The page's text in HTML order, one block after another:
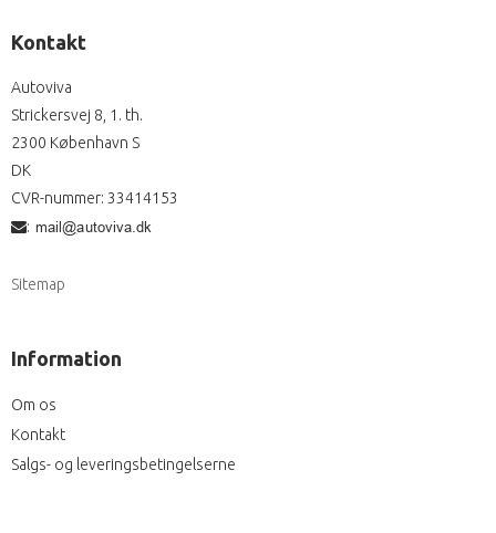
Kontakt
Autoviva
Strickersvej 8, 1. th.
2300 København S
DK
CVR-nummer: 33414153
:
Sitemap
Information
Om os
Kontakt
Salgs- og leveringsbetingelserne